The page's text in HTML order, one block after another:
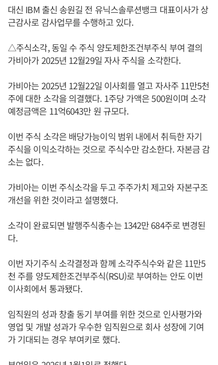
대신 IBM 출신 송원길 전 유닉스솔루션뱅크 대표이사가 상
근감사로 감사업무를 수행하고 있다.
△주식소각, 동일 수 주식 양도제한조건부주식 부여 결의
가비아가 2025년 12월29일 자사 주식을 소각한다.
가비아는 2025년 12월22일 이사회를 열고 자사주 11만5천
주에 대한 소각을 의결했다. 1주당 가액은 500원이며 소각
예정금액은 11억6043만 원 규모다.
이번 주식 소각은 배당가능이익 범위 내에서 취득한 자기
주식을 이익소각하는 것으로 주식수만 감소한다. 자본금 감
소는 없다.
가비아는 이번 주식소각을 두고 주주가치 제고와 자본구조
개선을 위한 것이라고 설명했다.
소각이 완료되면 발행주식총수는 1342만 684주로 변경된
다.
이번 자기주식 소각결정과 함께 소각주식수와 같은 11만5
천 주를 양도제한조건부주식(RSU)로 부여하는 안도 이번
이사회에서 통과됐다.
임직원의 성과 창출 동기 부여를 위한 것으로 인사평가와
영업 및 개발 성과가 우수한 임직원으로 회사 성장에 기여
가 기대되는 경우 부여키로 했다.